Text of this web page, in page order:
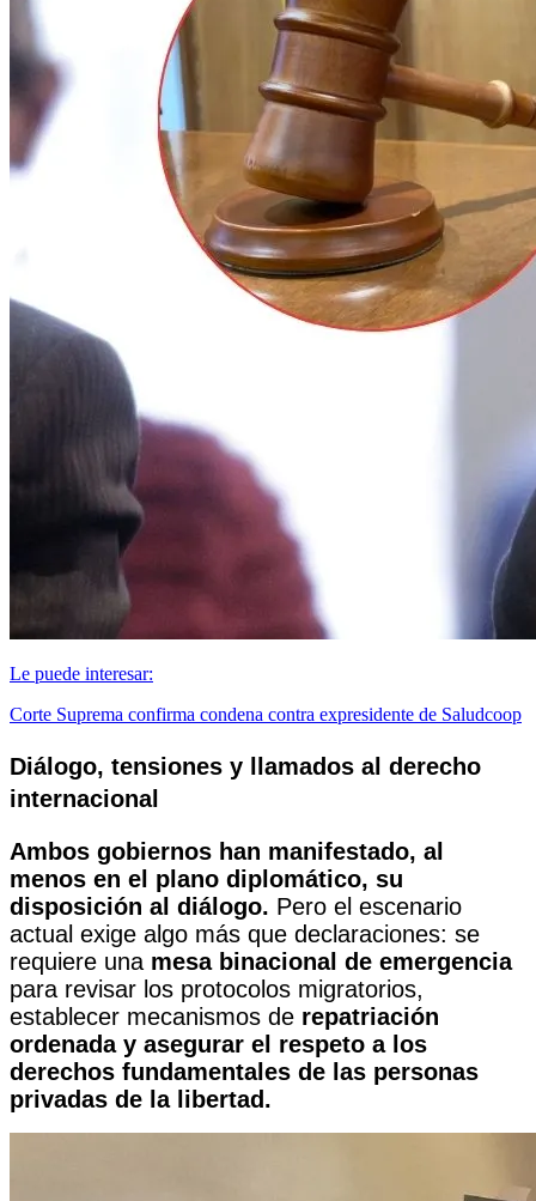
Le puede interesar:
Corte Suprema confirma condena contra expresidente de Saludcoop
Diálogo, tensiones y llamados al derecho
internacional
Ambos gobiernos han manifestado, al
menos en el plano diplomático, su
disposición al diálogo. Pero el escenario
actual exige algo más que declaraciones: se
requiere una mesa binacional de emergencia
para revisar los protocolos migratorios,
establecer mecanismos de repatriación
ordenada y asegurar el respeto a los
derechos fundamentales de las personas
privadas de la libertad.